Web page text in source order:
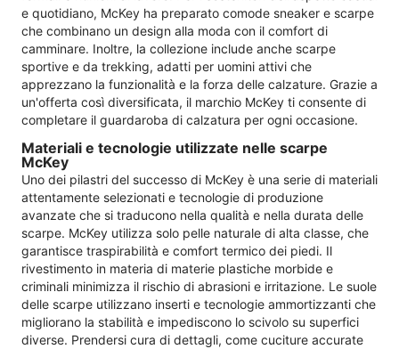
e quotidiano, McKey ha preparato comode sneaker e scarpe
che combinano un design alla moda con il comfort di
camminare. Inoltre, la collezione include anche scarpe
sportive e da trekking, adatti per uomini attivi che
apprezzano la funzionalità e la forza delle calzature. Grazie a
un'offerta così diversificata, il marchio McKey ti consente di
completare il guardaroba di calzatura per ogni occasione.
Materiali e tecnologie utilizzate nelle scarpe
McKey
Uno dei pilastri del successo di McKey è una serie di materiali
attentamente selezionati e tecnologie di produzione
avanzate che si traducono nella qualità e nella durata delle
scarpe. McKey utilizza solo pelle naturale di alta classe, che
garantisce traspirabilità e comfort termico dei piedi. Il
rivestimento in materia di materie plastiche morbide e
criminali minimizza il rischio di abrasioni e irritazione. Le suole
delle scarpe utilizzano inserti e tecnologie ammortizzanti che
migliorano la stabilità e impediscono lo scivolo su superfici
diverse. Prendersi cura di dettagli, come cuciture accurate